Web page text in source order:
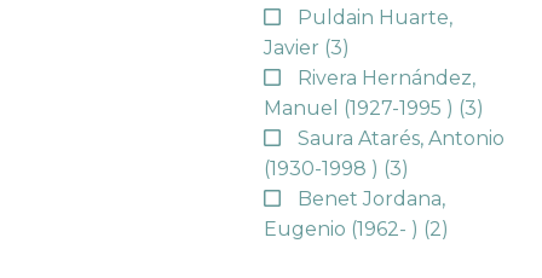
Puldain Huarte,
Javier (3)
Rivera Hernández,
Manuel (1927-1995 ) (3)
Saura Atarés, Antonio
(1930-1998 ) (3)
Benet Jordana,
Eugenio (1962- ) (2)